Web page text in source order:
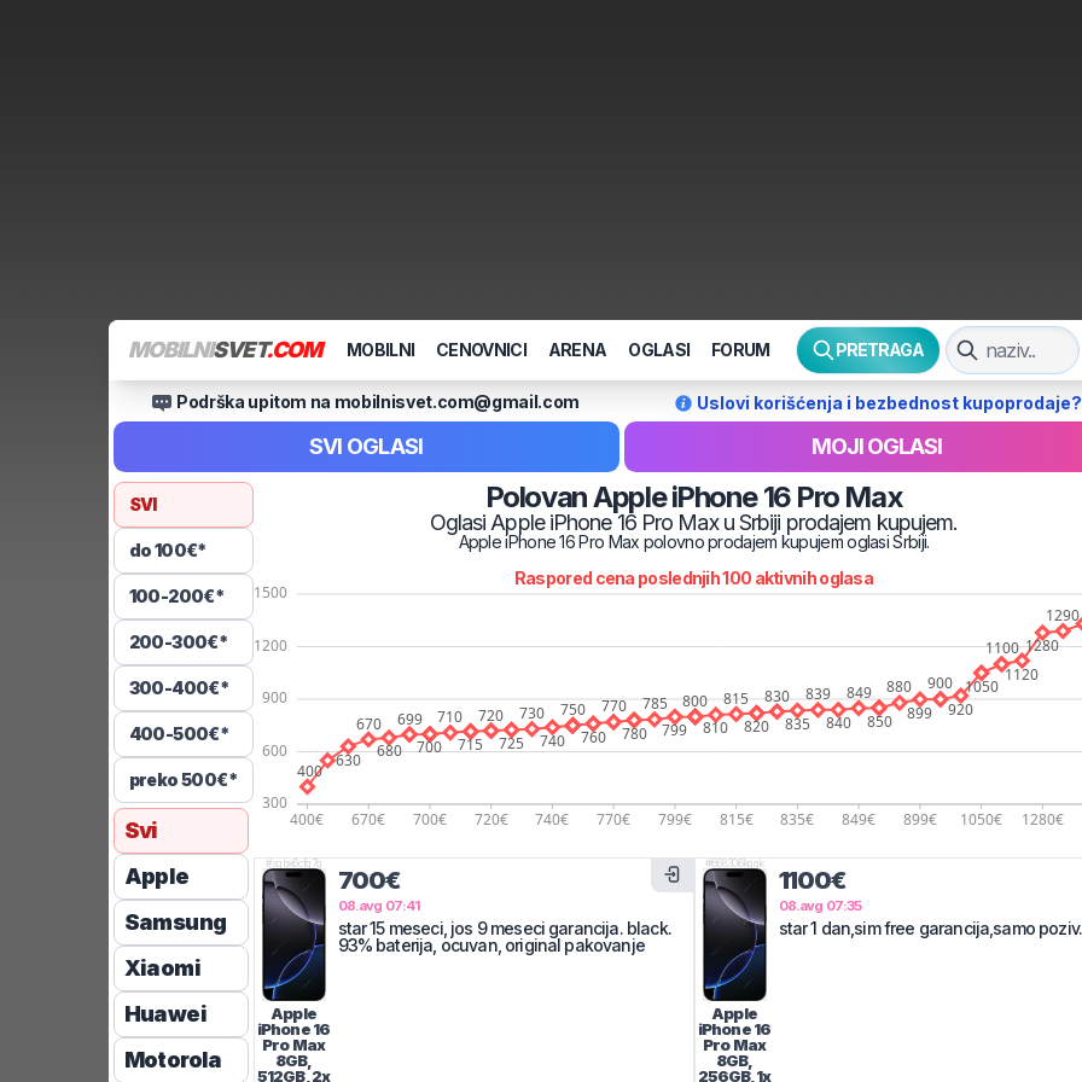
MOBILNISVET.COM MOBILNI CENOVNICI ARENA OGLASI FORUM PRETRAGA
Podrška upitom na mobilnisvet.com@gmail.com Uslovi korišćenja i bezbednost kupoprodaje?
SVI OGLASI MOJI OGLASI
SVI
do 100€*
100-200€*
200-300€*
300-400€*
400-500€*
preko 500€*
Svi
Apple
Samsung
Xiaomi
Huawei
Motorola
PolovanApple iPhone 16 Pro Max
Oglasi Apple iPhone 16 Pro Maxu Srbiji prodajem kupujem.
AppleiPhone 16 Pro Max polovno prodajem kupujem oglasi Srbiji.
Raspored cena poslednjih100 aktivnih oglasa
#sgbx6cfg7q
Apple
iPhone 16
Pro Max
8GB,
512GB, 2x
700€
08.avg 07:41
star 15 meseci, jos 9 meseci garancija. black.
93% baterija, ocuvan, original pakovanje
#668306kgqk
Apple
iPhone 16
Pro Max
8GB,
256GB, 1x
1100€
08.avg 07:35
star 1 dan,sim free garancija,samo